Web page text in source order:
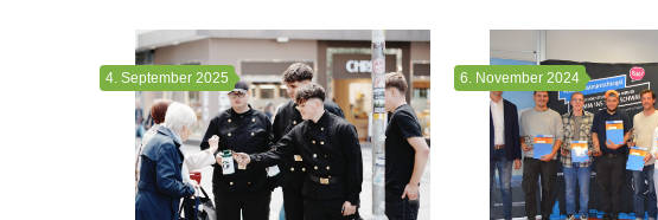
4. September 2025 6. November 2024